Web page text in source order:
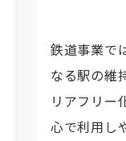
鉄道事業で
なる駅の維
リアフリー
心で利用し